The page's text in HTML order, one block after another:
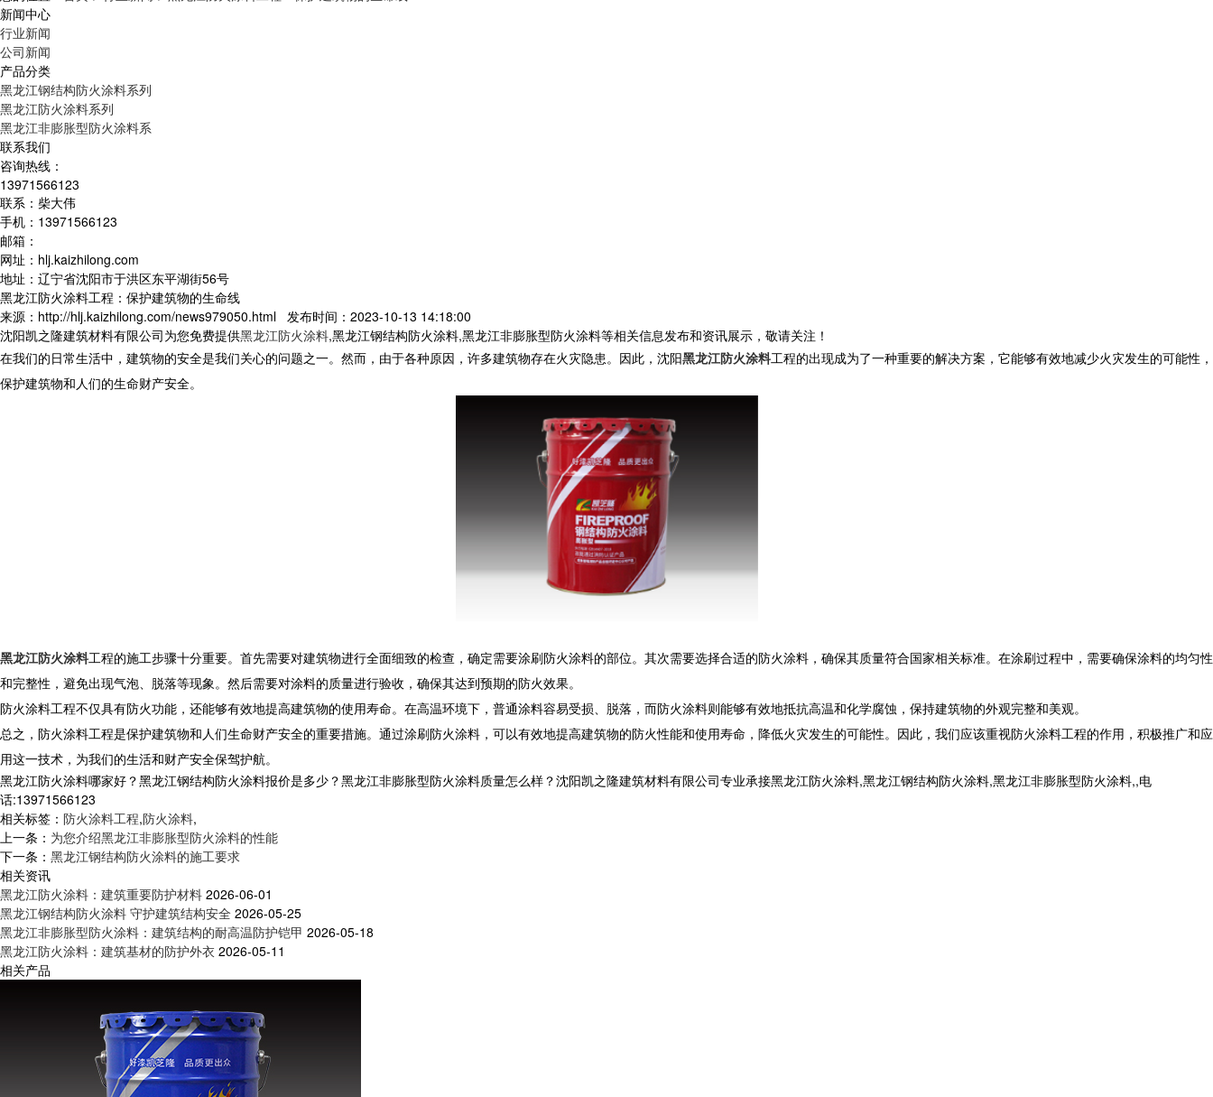
新闻中心
行业新闻
公司新闻
产品分类
黑龙江钢结构防火涂料系列
黑龙江防火涂料系列
黑龙江非膨胀型防火涂料系
联系我们
咨询热线：
13971566123
联系：柴大伟
手机：13971566123
邮箱：
网址：hlj.kaizhilong.com
地址：辽宁省沈阳市于洪区东平湖街56号
黑龙江防火涂料工程：保护建筑物的生命线
来源：http://hlj.kaizhilong.com/news979050.html 发布时间：2023-10-13 14:18:00
沈阳凯之隆建筑材料有限公司为您免费提供黑龙江防火涂料,黑龙江钢结构防火涂料,黑龙江非膨胀型防火涂料等相关信息发布和资讯展示，敬请关注！
在我们的日常生活中，建筑物的安全是我们关心的问题之一。然而，由于各种原因，许多建筑物存在火灾隐患。因此，沈阳黑龙江防火涂料工程的出现成为了一种重要的解决方案，它能够有效地减少火灾发生的可能性，
保护建筑物和人们的生命财产安全。
黑龙江防火涂料工程的施工步骤十分重要。首先需要对建筑物进行全面细致的检查，确定需要涂刷防火涂料的部位。其次需要选择合适的防火涂料，确保其质量符合国家相关标准。在涂刷过程中，需要确保涂料的均匀性
和完整性，避免出现气泡、脱落等现象。然后需要对涂料的质量进行验收，确保其达到预期的防火效果。
防火涂料工程不仅具有防火功能，还能够有效地提高建筑物的使用寿命。在高温环境下，普通涂料容易受损、脱落，而防火涂料则能够有效地抵抗高温和化学腐蚀，保持建筑物的外观完整和美观。
总之，防火涂料工程是保护建筑物和人们生命财产安全的重要措施。通过涂刷防火涂料，可以有效地提高建筑物的防火性能和使用寿命，降低火灾发生的可能性。因此，我们应该重视防火涂料工程的作用，积极推广和应
用这一技术，为我们的生活和财产安全保驾护航。
黑龙江防火涂料哪家好？黑龙江钢结构防火涂料报价是多少？黑龙江非膨胀型防火涂料质量怎么样？沈阳凯之隆建筑材料有限公司专业承接黑龙江防火涂料,黑龙江钢结构防火涂料,黑龙江非膨胀型防火涂料,,电
话:13971566123
相关标签： 防火涂料工程,防火涂料,
上一条： 为您介绍黑龙江非膨胀型防火涂料的性能
下一条： 黑龙江钢结构防火涂料的施工要求
相关资讯
黑龙江防火涂料：建筑重要防护材料 2026-06-01
黑龙江钢结构防火涂料 守护建筑结构安全 2026-05-25
黑龙江非膨胀型防火涂料：建筑结构的耐高温防护铠甲 2026-05-18
黑龙江防火涂料：建筑基材的防护外衣 2026-05-11
相关产品